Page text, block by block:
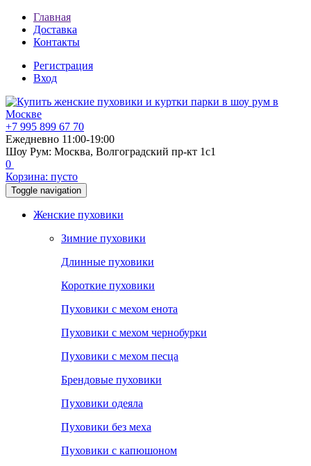
Главная
Доставка
Контакты
Регистрация
Вход
+7 995 899 67 70
Ежедневно 11:00-19:00
Шоу Рум: Москва, Волгоградский пр-кт 1с1
0
Корзина: пусто
Toggle navigation
Женские пуховики
Зимние пуховики
Длинные пуховики
Короткие пуховики
Пуховики с мехом енота
Пуховики с мехом чернобурки
Пуховики с мехом песца
Брендовые пуховики
Пуховики одеяла
Пуховики без меха
Пуховики с капюшоном